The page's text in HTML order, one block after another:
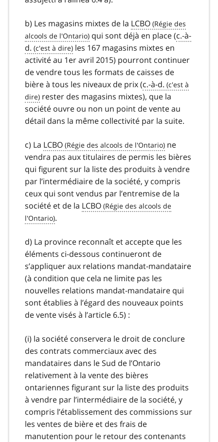
b) Les magasins mixtes de la LCBO
qui sont déjà en place (c.-à-
d.
les 167 magasins mixtes en
activité au 1er avril 2015) pourront continuer
de vendre tous les formats de caisses de
bière à tous les niveaux de prix (c.-à-d.
rester des magasins mixtes), que la
société ouvre ou non un point de vente au
détail dans la même collectivité par la suite.
c) La LCBO
ne
vendra pas aux titulaires de permis les bières
qui figurent sur la liste des produits à vendre
par l’intermédiaire de la société, y compris
ceux qui sont vendus par l’entremise de la
société et de la LCBO
.
d) La province reconnaît et accepte que les
éléments ci-dessous continueront de
s’appliquer aux relations mandat-mandataire
(à condition que cela ne limite pas les
nouvelles relations mandat-mandataire qui
sont établies à l’égard des nouveaux points
de vente visés à l’article 6.5) :
(i) la société conservera le droit de conclure
des contrats commerciaux avec des
mandataires dans le Sud de l’Ontario
relativement à la vente des bières
ontariennes figurant sur la liste des produits
à vendre par l’intermédiaire de la société, y
compris l’établissement des commissions sur
les ventes de bière et des frais de
manutention pour le retour des contenants